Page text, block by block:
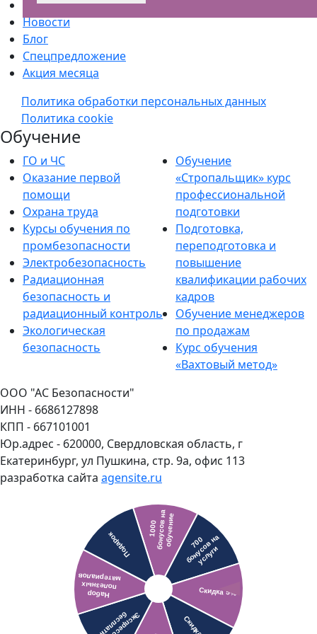
Партнерская программа
Новости
Блог
Спецпредложение
Акция месяца
Политика обработки персональных данных
Политика cookie
Обучение
ГО и ЧС
Оказание первой
помощи
Охрана труда
Курсы обучения по
промбезопасности
Электробезопасность
Радиационная
безопасность и
радиационный контроль
Экологическая
безопасность
Обучение
«Стропальщик» курс
профессиональной
подготовки
Подготовка,
переподготовка и
повышение
квалификации рабочих
кадров
Обучение менеджеров
по продажам
Курс обучения
«Вахтовый метод»
ООО "АС Безопасности"
ИНН - 6686127898
КПП - 667101001
Юр.адрес - 620000, Свердловская область, г
Екатеринбург, ул Пушкина, стр. 9а, офис 113
разработка сайта agensite.ru